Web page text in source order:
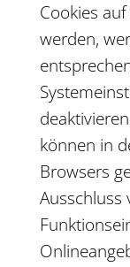
Cookies
werden,
können in
Browsers
Ausschluss